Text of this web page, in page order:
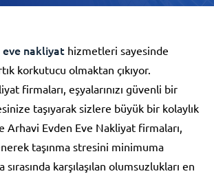
eve nakliyat hizmetleri sayesinde
korkutucu olmaktan çıkıyor.
firmaları, eşyalarınızı güvenli bir
taşıyarak sizlere büyük bir kolaylık
Arhavi Evden Eve Nakliyat firmaları,
taşınma stresini minimuma
sırasında karşılaşılan olumsuzlukları en